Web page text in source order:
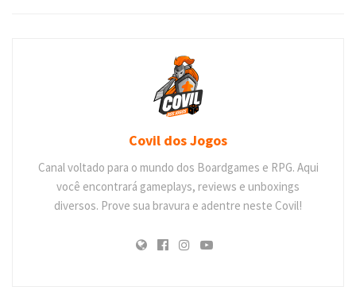
Covil dos Jogos
Canal voltado para o mundo dos Boardgames e RPG. Aqui
você encontrará gameplays, reviews e unboxings
diversos. Prove sua bravura e adentre neste Covil!